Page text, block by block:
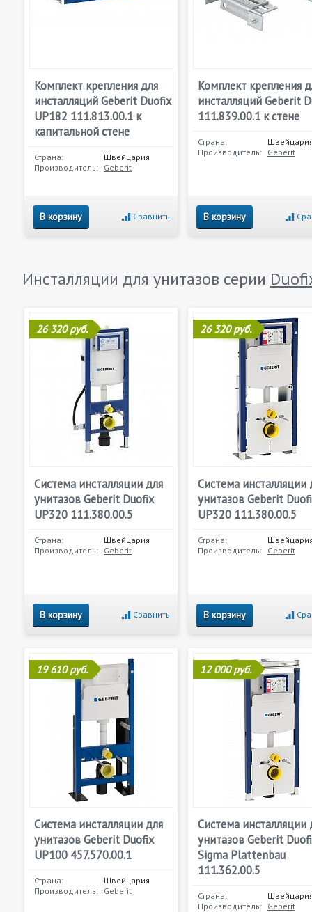
Комплект крепления для
инсталляций Geberit Duofix
UP182 111.813.00.1 к
капитальной стене
Страна:
Швейцария
Производитель: Geberit
В корзину Сравнить
Комплект крепления
инсталляций Geberit
111.839.00.1 к стене
Страна:
Производитель: Geberit
В корзину
Инсталляции для унитазов серии
26 320 руб.
Система инсталляции для
унитазов Geberit Duofix
UP320 111.380.00.5
Страна:
Швейцария
Производитель: Geberit
В корзину Сравнить
26 320 руб.
Система инсталляции
унитазов Geberit
UP320 111.380.00.5
Страна:
Производитель: Geberit
В корзину
19 610 руб.
Система инсталляции для
унитазов Geberit Duofix
UP100 457.570.00.1
Страна:
Швейцария
Производитель: Geberit
12 000 руб.
Система инсталляции
унитазов Geberit
Sigma Plattenbau
111.362.00.5
Страна:
Производитель: Geberit